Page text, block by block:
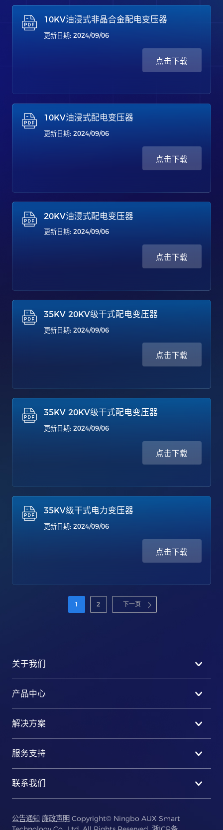
10KV油浸式非晶合金配电变压器
更新日期: 2024/09/06
点击下载
10KV油浸式配电变压器
更新日期: 2024/09/06
点击下载
20KV油浸式配电变压器
更新日期: 2024/09/06
点击下载
35KV 20KV级干式配电变压器
更新日期: 2024/09/06
点击下载
35KV 20KV级干式配电变压器
更新日期: 2024/09/06
点击下载
35KV级干式电力变压器
更新日期: 2024/09/06
点击下载
1 2 下一页
关于我们
产品中心
解决方案
服务支持
联系我们
公告通知 廉政声明 Copyright© Ningbo AUX Smart